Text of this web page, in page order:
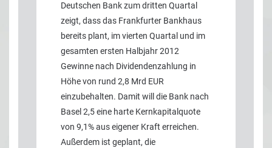
Deutschen Bank zum dritten Quartal
zeigt, dass das Frankfurter Bankhaus
bereits plant, im vierten Quartal und im
gesamten ersten Halbjahr 2012
Gewinne nach Dividendenzahlung in
Höhe von rund 2,8 Mrd EUR
einzubehalten. Damit will die Bank nach
Basel 2,5 eine harte Kernkapitalquote
von 9,1% aus eigener Kraft erreichen.
Außerdem ist geplant, die